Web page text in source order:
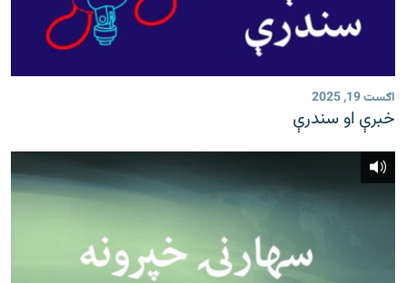
اګست 19, 2025
خبرې او سندرې